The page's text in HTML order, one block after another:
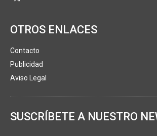
OTROS ENLACES
Contacto
Publicidad
Aviso Legal
SUSCRÍBETE A NUESTRO